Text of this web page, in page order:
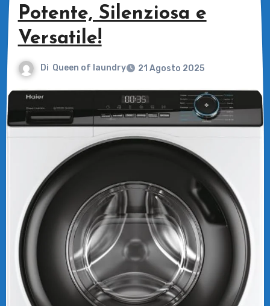
Potente, Silenziosa e
Versatile!
Di Queen of laundry 21 Agosto 2025